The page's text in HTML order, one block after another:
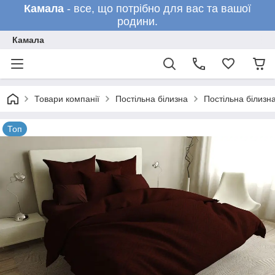
Камала - все, що потрібно для вас та вашої
родини.
Камала
Товари компанії Постільна білизна Постільна
Топ